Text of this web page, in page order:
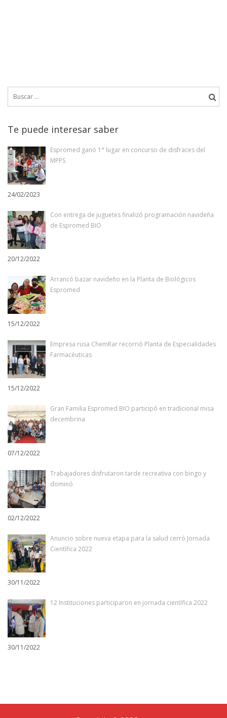
Te puede interesar saber
Espromed ganó 1° lugar en concurso de disfraces del
MPPS
24/02/2023
Con entrega de juguetes finalizó programación navideña
de Espromed BIO
20/12/2022
Arrancó bazar navideño en la Planta de Biológicos
Espromed
15/12/2022
Empresa rusa ChemRar recorrió Planta de Especialidades
Farmacéuticas
15/12/2022
Gran Familia Espromed BIO participó en tradicional misa
decembrina
07/12/2022
Trabajadores disfrutaron tarde recreativa con bingo y
dominó
02/12/2022
Anuncio sobre nueva etapa para la salud cerró Jornada
Científica 2022
30/11/2022
12 Instituciones participaron en jornada científica 2022
30/11/2022